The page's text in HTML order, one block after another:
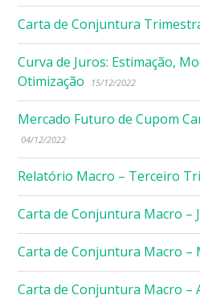
Carta de Conjuntura
Curva de Juros: Estimação,
Otimização
15/12/2022
Mercado Futuro de Cupom
04/12/2022
Relatório Macro – Terceiro
Carta de Conjuntura Macro –
Carta de Conjuntura Macro –
Carta de Conjuntura Macro –